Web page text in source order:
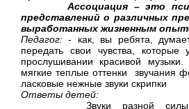
Ассоциация –это
представлений о различных
выработанных жизненным
Педагог:- как, вы ребята,
передать свои чувства, которые
прослушивании красивой
мягкие теплые оттенки звучания
ласковые нежные звуки скрипки
Ответы детей:
Звуки разной силы